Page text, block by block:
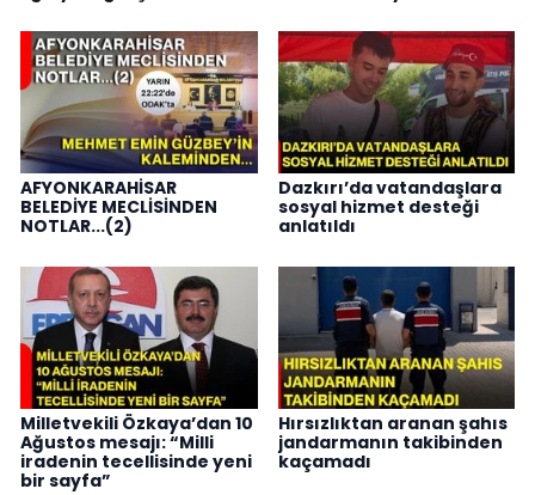
AFYONKARAHİSAR
BELEDİYE MECLİSİNDEN
NOTLAR...(2)
Dazkırı’da vatandaşlara
sosyal hizmet desteği
anlatıldı
Milletvekili Özkaya’dan 10
Ağustos mesajı: “Milli
iradenin tecellisinde yeni
bir sayfa”
Hırsızlıktan aranan şahıs
jandarmanın takibinden
kaçamadı